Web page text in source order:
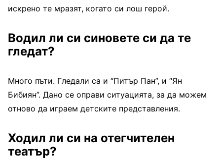
искрено те мразят, когато си лош герой.
Водил ли си синовете си да те
гледат?
Много пъти. Гледали са и “Питър Пан”, и “Ян
Бибиян”. Дано се оправи ситуацията, за да можем
отново да играем детските представления.
Ходил ли си на отегчителен
театър?